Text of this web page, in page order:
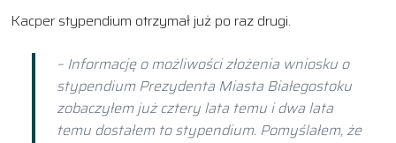
Kacper stypendium otrzymał już po raz drugi.
– Informację o możliwości złożenia wniosku o
stypendium Prezydenta Miasta Białegostoku
zobaczyłem już cztery lata temu i dwa lata
temu dostałem to stypendium. Pomyślałem, że